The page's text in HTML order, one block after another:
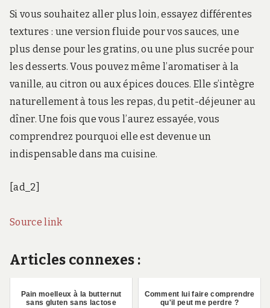
Si vous souhaitez aller plus loin, essayez différentes
textures : une version fluide pour vos sauces, une
plus dense pour les gratins, ou une plus sucrée pour
les desserts. Vous pouvez même l’aromatiser à la
vanille, au citron ou aux épices douces. Elle s’intègre
naturellement à tous les repas, du petit-déjeuner au
dîner. Une fois que vous l’aurez essayée, vous
comprendrez pourquoi elle est devenue un
indispensable dans ma cuisine.
[ad_2]
Source link
Articles connexes :
Pain moelleux à la butternut
sans gluten sans lactose
Comment lui faire comprendre
qu'il peut me perdre ?